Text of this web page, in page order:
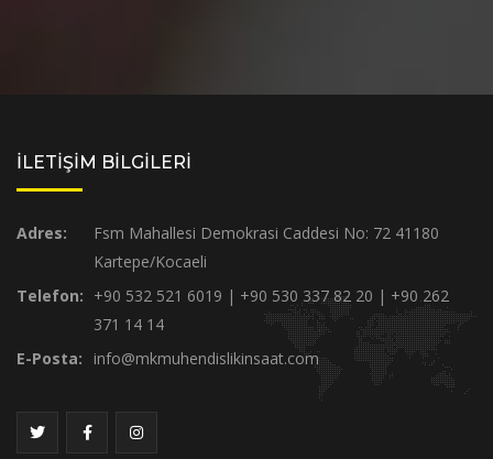
İLETİŞİM BİLGİLERİ
Adres:
Fsm Mahallesi Demokrasi Caddesi No: 72 41180
Kartepe/Kocaeli
Telefon: +90 532 521 6019 | +90 530 337 82 20 | +90 262
371 14 14
E-Posta:
info@mkmuhendislikinsaat.com